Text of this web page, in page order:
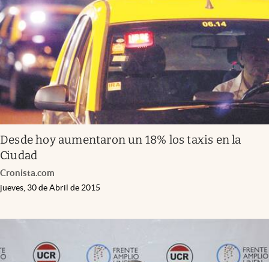
Desde hoy aumentaron un 18% los taxis en la
Ciudad
Cronista.com
jueves, 30 de Abril de 2015